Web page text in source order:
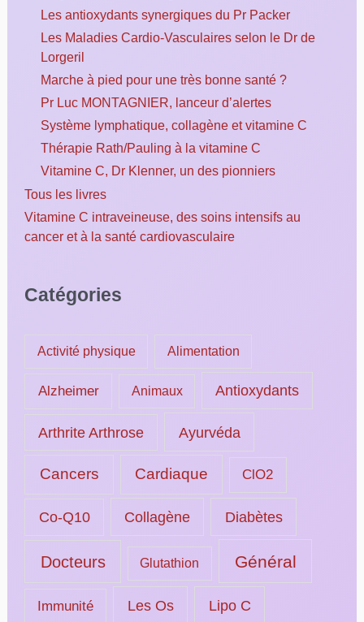
Les antioxydants synergiques du Pr Packer
Les Maladies Cardio-Vasculaires selon le Dr de
Lorgeril
Marche à pied pour une très bonne santé ?
Pr Luc MONTAGNIER, lanceur d’alertes
Système lymphatique, collagène et vitamine C
Thérapie Rath/Pauling à la vitamine C
Vitamine C, Dr Klenner, un des pionniers
Tous les livres
Vitamine C intraveineuse, des soins intensifs au
cancer et à la santé cardiovasculaire
Catégories
Activité physique Alimentation
Alzheimer Animaux Antioxydants
Arthrite Arthrose Ayurvéda
Cancers Cardiaque ClO2
Co-Q10 Collagène Diabètes
Docteurs Glutathion Général
Immunité Les Os Lipo C